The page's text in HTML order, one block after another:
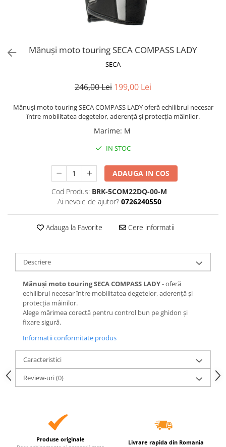
CAGULE SI PROTECTII GAT
PLOAIE
TERMICE
Stickere & Grafică
Manete & Comenzi
Ornamente Spite
Mănuși moto touring SECA COMPASS LADY
SECA
246,00 Lei 199,00 Lei
Mănuși moto touring SECA COMPASS LADY oferă echilibrul necesar
între mobilitatea degetelor, aderență și protecția mâinilor.
Marime: M
IN STOC
ADAUGA IN COS
Cod Produs: BRK-5COM22DQ-00-M
Ai nevoie de ajutor? 0726240550
Adauga la Favorite Cere informatii
Descriere
Mănuși moto touring SECA COMPASS LADY- oferă
echilibrul necesar între mobilitatea degetelor, aderență și
protecția mâinilor.
Alege mărimea corectă pentru control bun pe ghidon și
fixare sigură.
Informatii conformitate produs
Caracteristici
Review-uri(0)
Produse originale Livrare rapida din Romania